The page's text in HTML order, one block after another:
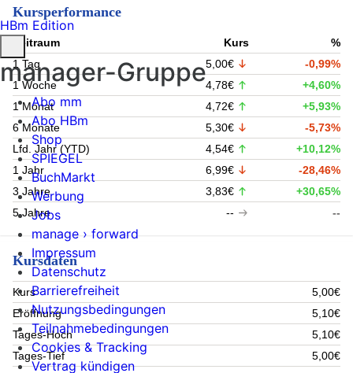
Kursperformance
Zeitraum Kurs
%
1 Tag
5,00€
-0,99%
1 Woche
4,78€
+4,60%
1 Monat
4,72€
+5,93%
6 Monate
5,30€
-5,73%
Lfd. Jahr (YTD)
4,54€
+10,12%
1 Jahr
6,99€
-28,46%
3 Jahre
3,83€
+30,65%
5 Jahre
-- --
Kursdaten
Kurs
5,00€
Eröffnung
5,10€
Tages-Hoch
5,10€
Tages-Tief
5,00€
HBm Edition
manager-Gruppe
Abo mm
Abo HBm
Shop
SPIEGEL
BuchMarkt
Werbung
Jobs
manage › forward
Impressum
Datenschutz
Barrierefreiheit
Nutzungsbedingungen
Teilnahmebedingungen
Cookies & Tracking
Vertrag kündigen